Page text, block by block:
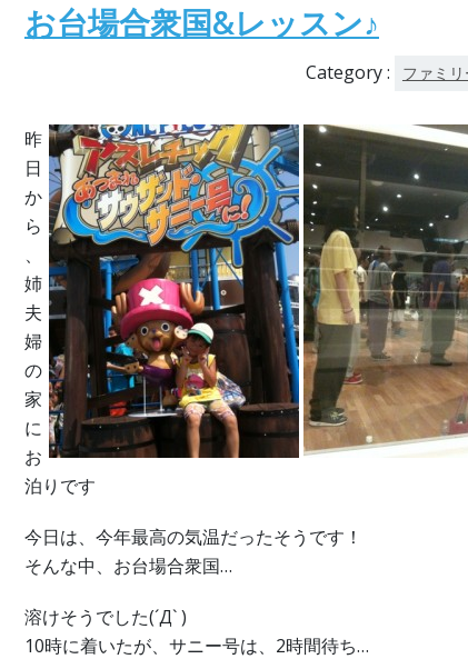
お台場合衆国&レッスン♪
Category : ファミリ
昨
日
か
ら
、
姉
夫
婦
の
家
に
お
泊りです
今日は、今年最高の気温だったそうです！
そんな中、お台場合衆国…
溶けそうでした(´Д` )
10時に着いたが、サニー号は、2時間待ち…